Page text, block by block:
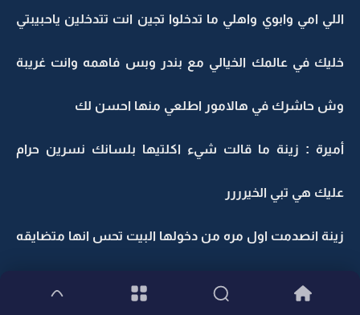
اللي امي وابوي واهلي ما تدخلوا تجين انت تتدخلين ياحبيبتي
خليك في عالمك الخيالي مع بندر وبس فاهمه وانت غريبة
وش حاشرك في هالامور اطلعي منها احسن لك
أميرة : زينة ما قالت شيء اكلتيها بلسانك نسرين حرام
عليك هي تبي الخيرررر
زينة انصدمت اول مره من دخولها البيت تحس انها متضايقه